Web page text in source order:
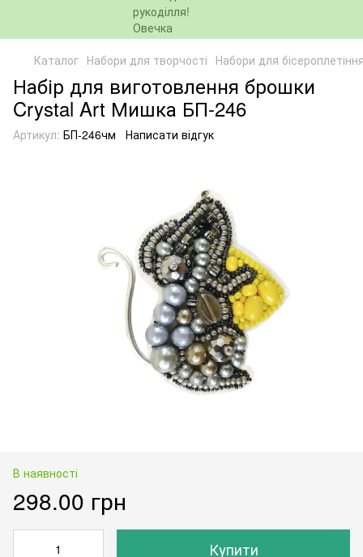
Каталог Набори для творчості Набори для
Набір для виготовлення брошки
Crystal Art Мишка БП-246
Артикул: БП-246чм Написати відгук
В наявності
298.00 грн
Купити